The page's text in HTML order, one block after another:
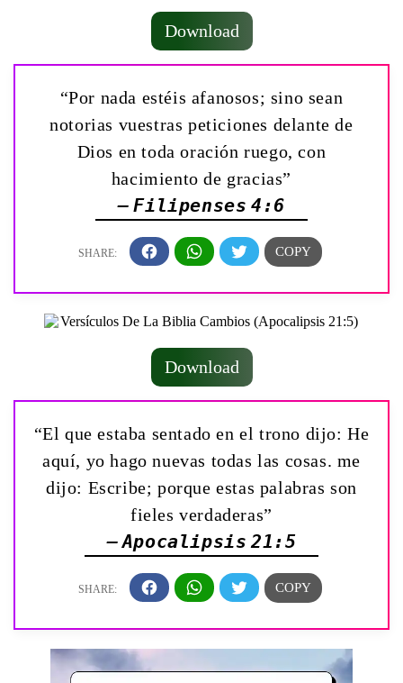
Download
“Por nada estéis afanosos; sino sean
notorias vuestras peticiones delante de
Dios en toda oración ruego, con
hacimiento de gracias”
— Filipenses 4:6
Download
“El que estaba sentado en el trono dijo: He
aquí, yo hago nuevas todas las cosas. me
dijo: Escribe; porque estas palabras son
fieles verdaderas”
— Apocalipsis 21:5